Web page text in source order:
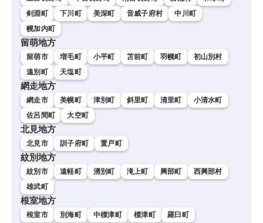
剣淵町
下川町 美深町 音威子府村
中川町
幌加内町
留萌地方
留萌市 増毛町 小平町 苫前町 羽幌町
初山別村
遠別町
天塩町
網走地方
網走市 美幌町 津別町 斜里町 清里町
小清水町
佐呂間町
大空町
北見地方
北見市 訓子府町 置戸町
紋別地方
紋別市 遠軽町 湧別町 滝上町 興部町
西興部村
雄武町
根室地方
根室市 別海町 中標津町 標津町 羅臼町